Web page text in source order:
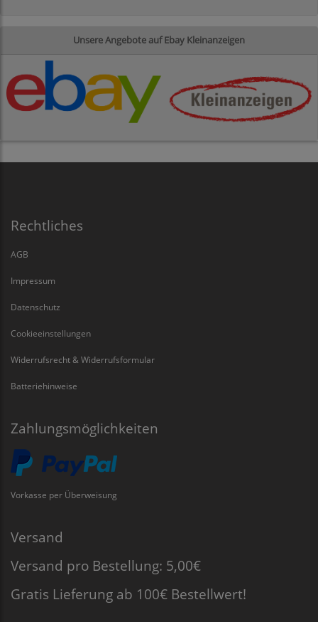
Unsere Angebote auf Ebay Kleinanzeigen
Rechtliches
AGB
Impressum
Datenschutz
Cookieeinstellungen
Widerrufsrecht & Widerrufsformular
Batteriehinweise
Zahlungsmöglichkeiten
Vorkasse per Überweisung
Versand
Versand pro Bestellung: 5,00€
Gratis Lieferung ab 100€ Bestellwert!